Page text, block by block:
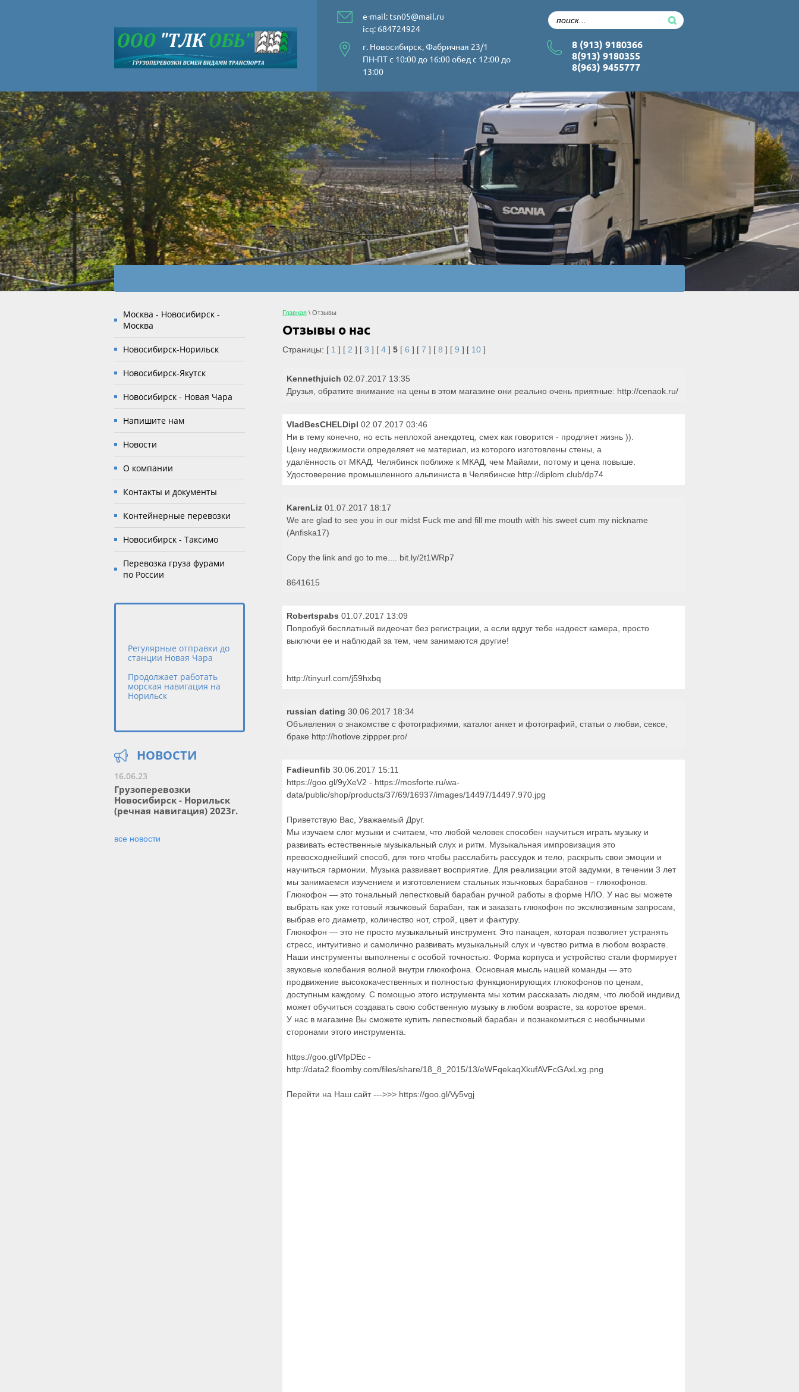
e-mail: tsn05@mail.ru
icq: 684724924
г. Новосибирск, Фабричная 23/1
ПН-ПТ с 10:00 до 16:00 обед с 12:00 до
13:00
8 (913) 9180366
8(913) 9180355
8(963) 9455777
Москва - Новосибирск -
Москва
Новосибирск-Норильск
Новосибирск-Якутск
Новосибирск - Новая Чара
Напишите нам
Новости
О компании
Контакты и документы
Контейнерные перевозки
Новосибирск - Таксимо
Перевозка груза фурами
по России
Регулярные отправки до
станции Новая Чара
Продолжает работать
морская навигация на
Норильск
НОВОСТИ
16.06.23
Грузоперевозки
Новосибирск - Норильск
(речная навигация) 2023г.
все новости
Главная \ Отзывы
Отзывы о нас
Страницы: [ 1 ] [ 2 ] [ 3 ] [ 4 ] 5 [ 6 ] [ 7 ] [ 8 ] [ 9 ] [ 10 ]
Kennethjuich 02.07.2017 13:35
Друзья, обратите внимание на цены в этом магазине они реально очень приятные: http://cenaok.ru/
VladBesCHELDipl 02.07.2017 03:46
Ни в тему конечно, но есть неплохой анекдотец, смех как говорится - продляет жизнь )).
Цену недвижимости определяет не материал, из которого изготовлены стены, а
удалённость от МКАД. Челябинск поближе к МКАД, чем Майами, потому и цена повыше.
Удостоверение промышленного альпиниста в Челябинске http://diplom.club/dp74
KarenLiz 01.07.2017 18:17
We are glad to see you in our midst Fuck me and fill me mouth with his sweet cum my nickname
(Anfiska17)
Copy the link and go to me.... bit.ly/2t1WRp7
8641615
Robertspabs 01.07.2017 13:09
Попробуй бесплатный видеочат без регистрации, а если вдруг тебе надоест камера, просто
выключи ее и наблюдай за тем, чем занимаются другие!
http://tinyurl.com/j59hxbq
russian dating 30.06.2017 18:34
Объявления о знакомстве с фотографиями, каталог анкет и фотографий, статьи о любви, сексе,
браке http://hotlove.zippper.pro/
Fadieunfib 30.06.2017 15:11
https://goo.gl/9yXeV2 - https://mosforte.ru/wa-
data/public/shop/products/37/69/16937/images/14497/14497.970.jpg
Приветствую Вас, Уважаемый Друг.
Мы изучаем слог музыки и считаем, что любой человек способен научиться играть музыку и
развивать естественные музыкальный слух и ритм. Музыкальная импровизация это
превосходнейший способ, для того чтобы расслабить рассудок и тело, раскрыть свои эмоции и
научиться гармонии. Музыка развивает восприятие. Для реализации этой задумки, в течении 3 лет
мы занимаемся изучением и изготовлением стальных язычковых барабанов – глюкофонов.
Глюкофон — это тональный лепестковый барабан ручной работы в форме НЛО. У нас вы можете
выбрать как уже готовый язычковый барабан, так и заказать глюкофон по эксклюзивным запросам,
выбрав его диаметр, количество нот, строй, цвет и фактуру.
Глюкофон — это не просто музыкальный инструмент. Это панацея, которая позволяет устранять
стресс, интуитивно и самолично развивать музыкальный слух и чувство ритма в любом возрасте.
Наши инструменты выполнены с особой точностью. Форма корпуса и устройство стали формирует
звуковые колебания волной внутри глюкофона. Основная мысль нашей команды — это
продвижение высококачественных и полностью функционирующих глюкофонов по ценам,
доступным каждому. С помощью этого иструмента мы хотим рассказать людям, что любой индивид
может обучиться создавать свою собственную музыку в любом возрасте, за коротое время.
У нас в магазине Вы сможете купить лепестковый барабан и познакомиться с необычными
сторонами этого инструмента.
https://goo.gl/VfpDEc -
http://data2.floomby.com/files/share/18_8_2015/13/eWFqekaqXkufAVFcGAxLxg.png
Перейти на Наш сайт --->>> https://goo.gl/Vy5vgj